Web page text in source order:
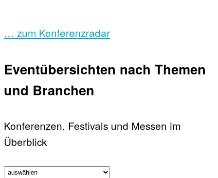
… zum Konferenzradar
Eventübersichten nach Themen
und Branchen
Konferenzen, Festivals und Messen im
Überblick